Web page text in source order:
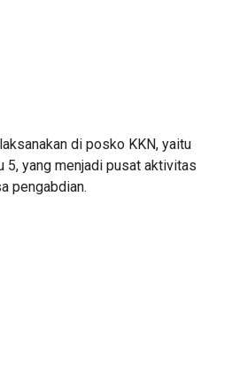
di posko KKN, yaitu
5, yang menjadi pusat aktivitas
pengabdian.